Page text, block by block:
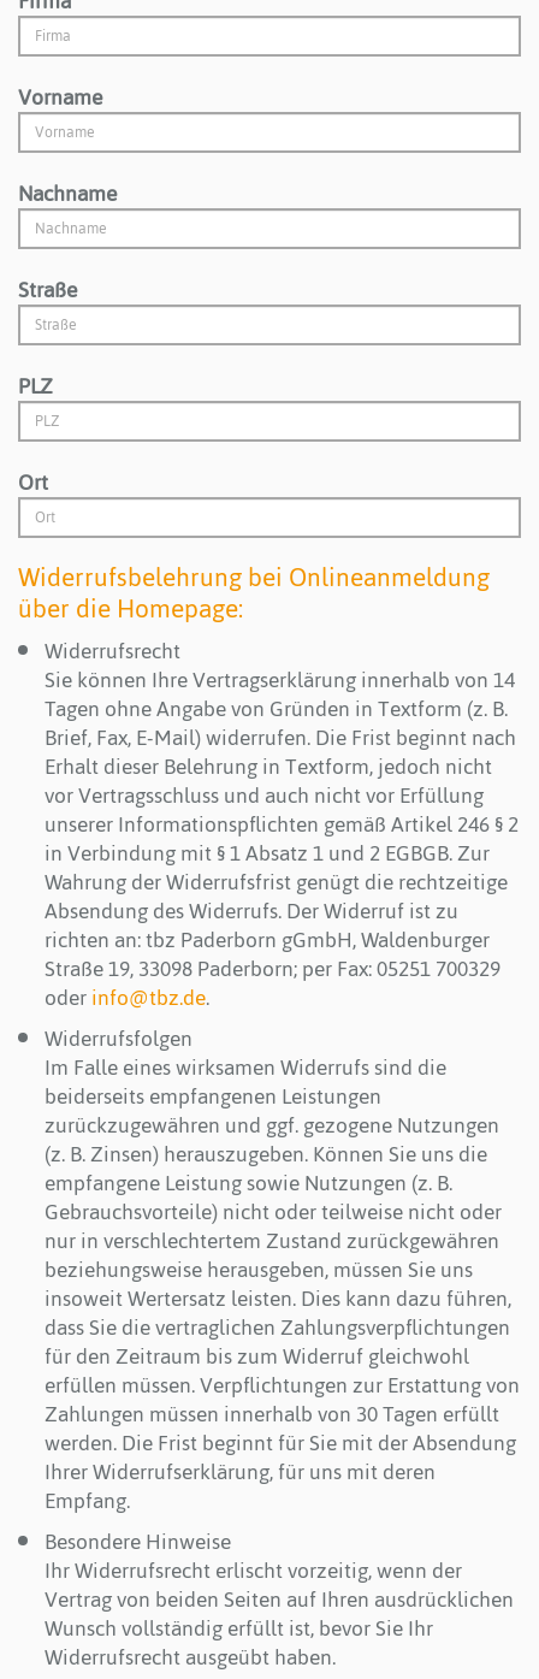
Vorname
Nachname
Straße
PLZ
Ort
Widerrufsbelehrung bei Onlineanmeldung
über die Homepage:
Widerrufsrecht
Sie können Ihre Vertragserklärung innerhalb von 14
Tagen ohne Angabe von Gründen in Textform (z. B.
Brief, Fax, E-Mail) widerrufen. Die Frist beginnt nach
Erhalt dieser Belehrung in Textform, jedoch nicht
vor Vertragsschluss und auch nicht vor Erfüllung
unserer Informationspflichten gemäß Artikel 246 § 2
in Verbindung mit § 1 Absatz 1 und 2 EGBGB. Zur
Wahrung der Widerrufsfrist genügt die rechtzeitige
Absendung des Widerrufs. Der Widerruf ist zu
richten an: tbz Paderborn gGmbH, Waldenburger
Straße 19, 33098 Paderborn; per Fax: 05251 700329
oderinfo@tbz.de.
Widerrufsfolgen
Im Falle eines wirksamen Widerrufs sind die
beiderseits empfangenen Leistungen
zurückzugewähren und ggf. gezogene Nutzungen
(z. B. Zinsen) herauszugeben. Können Sie uns die
empfangene Leistung sowie Nutzungen (z. B.
Gebrauchsvorteile) nicht oder teilweise nicht oder
nur in verschlechtertem Zustand zurückgewähren
beziehungsweise herausgeben, müssen Sie uns
insoweit Wertersatz leisten. Dies kann dazu führen,
dass Sie die vertraglichen Zahlungsverpflichtungen
für den Zeitraum bis zum Widerruf gleichwohl
erfüllen müssen. Verpflichtungen zur Erstattung von
Zahlungen müssen innerhalb von 30 Tagen erfüllt
werden. Die Frist beginnt für Sie mit der Absendung
Ihrer Widerrufserklärung, für uns mit deren
Empfang.
Besondere Hinweise
Ihr Widerrufsrecht erlischt vorzeitig, wenn der
Vertrag von beiden Seiten auf Ihren ausdrücklichen
Wunsch vollständig erfüllt ist, bevor Sie Ihr
Widerrufsrecht ausgeübt haben.